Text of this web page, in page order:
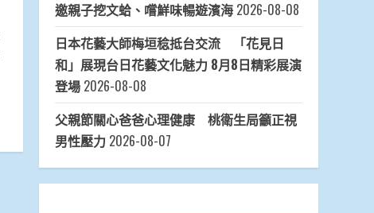
邀親子挖文蛤、嚐鮮味暢遊濱海 2026-08-08
日本花藝大師梅垣稔抵台交流 「花見日
和」展現台日花藝文化魅力 8月8日精彩展演
登場 2026-08-08
父親節關心爸爸心理健康 桃衛生局籲正視
男性壓力 2026-08-07